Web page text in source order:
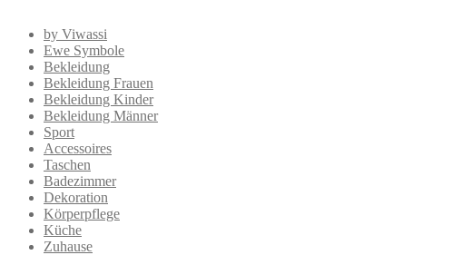
by Viwassi
Ewe Symbole
Bekleidung
Bekleidung Frauen
Bekleidung Kinder
Bekleidung Männer
Sport
Accessoires
Taschen
Badezimmer
Dekoration
Körperpflege
Küche
Zuhause